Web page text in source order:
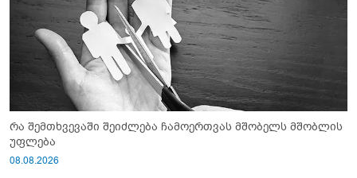
რა შემთხვევაში შეიძლება ჩამოერთვას მშობელს მშობლის
უფლება
08.08.2026